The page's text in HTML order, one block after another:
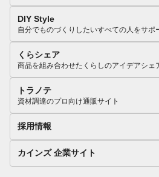
DIY Style
自分でものづくりしたいすべての人をサポ
くらシェア
商品を組み合わせたくらしのアイデアシェ
トラノテ
資材調達のプロ向け通販サイト
採用情報
カインズ 企業サイト